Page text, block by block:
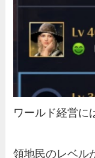
ワールド経営に
領地民のレベル